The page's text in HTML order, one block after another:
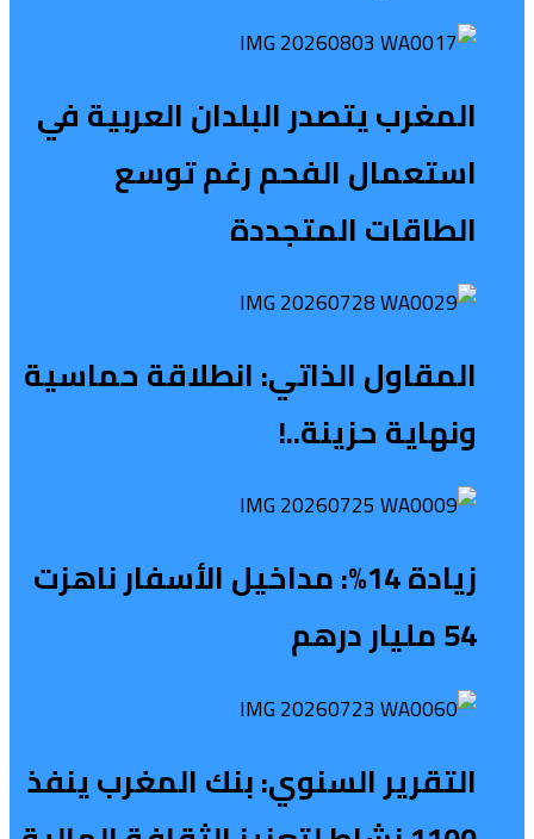
المغرب يتصدر البلدان العربية في
استعمال الفحم رغم توسع
الطاقات المتجددة
المقاول الذاتي: انطلاقة حماسية
ونهاية حزينة..!
زيادة 14%: مداخيل الأسفار ناهزت
54 مليار درهم
التقرير السنوي: بنك المغرب ينفذ